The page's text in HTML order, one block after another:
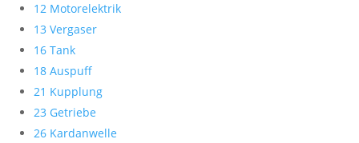
12 Motorelektrik
13 Vergaser
16 Tank
18 Auspuff
21 Kupplung
23 Getriebe
26 Kardanwelle